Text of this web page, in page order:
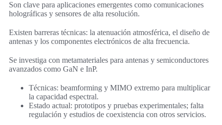
Son clave para aplicaciones emergentes como comunicaciones
holográficas y sensores de alta resolución.
Existen barreras técnicas: la atenuación atmosférica, el diseño de
antenas y los componentes electrónicos de alta frecuencia.
Se investiga con metamateriales para antenas y semiconductores
avanzados como GaN e InP.
Técnicas: beamforming y MIMO extremo para multiplicar
la capacidad espectral.
Estado actual: prototipos y pruebas experimentales; falta
regulación y estudios de coexistencia con otros servicios.